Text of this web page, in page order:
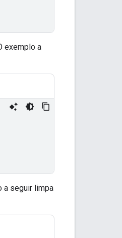
exemplo a
a seguir limpa